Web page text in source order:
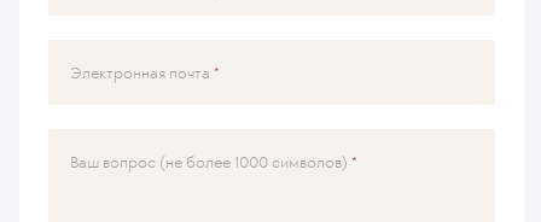
Электронная почта
Ваш вопрос (не более 1000 символов)